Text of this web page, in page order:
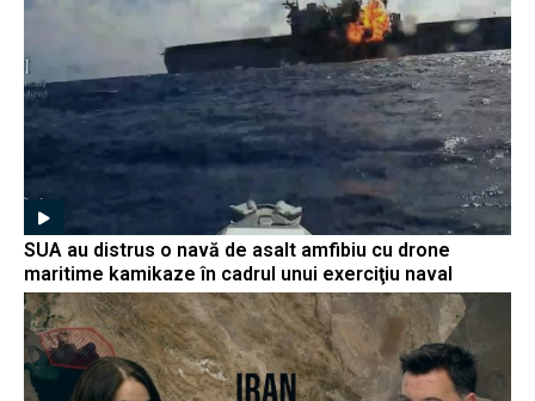
SUA au distrus o navă de asalt amfibiu cu drone
maritime kamikaze în cadrul unui exerciţiu naval